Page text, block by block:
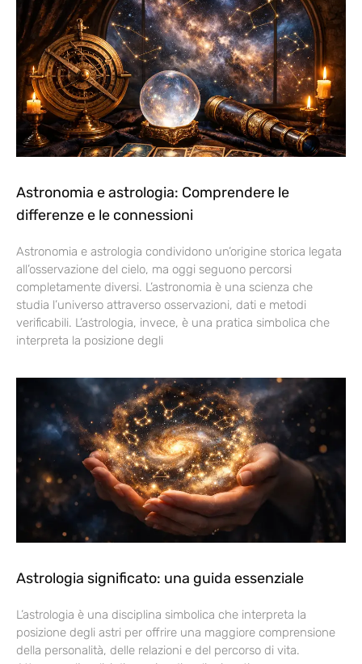
Astronomia e astrologia: Comprendere le
differenze e le connessioni
Astronomia e astrologia condividono un’origine storica legata
all’osservazione del cielo, ma oggi seguono percorsi
completamente diversi. L’astronomia è una scienza che
studia l’universo attraverso osservazioni, dati e metodi
verificabili. L’astrologia, invece, è una pratica simbolica che
interpreta la posizione degli
Astrologia significato: una guida essenziale
L’astrologia è una disciplina simbolica che interpreta la
posizione degli astri per offrire una maggiore comprensione
della personalità, delle relazioni e del percorso di vita.